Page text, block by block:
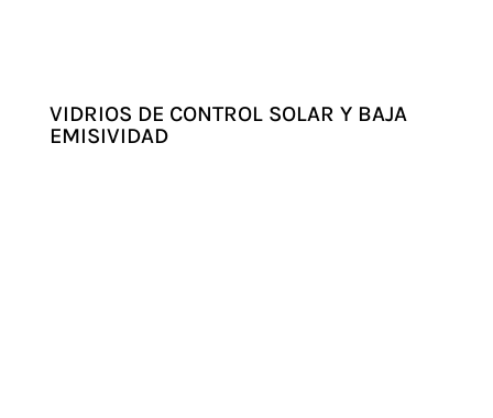
VIDRIOS DE CONTROL SOLAR Y BAJA
EMISIVIDAD